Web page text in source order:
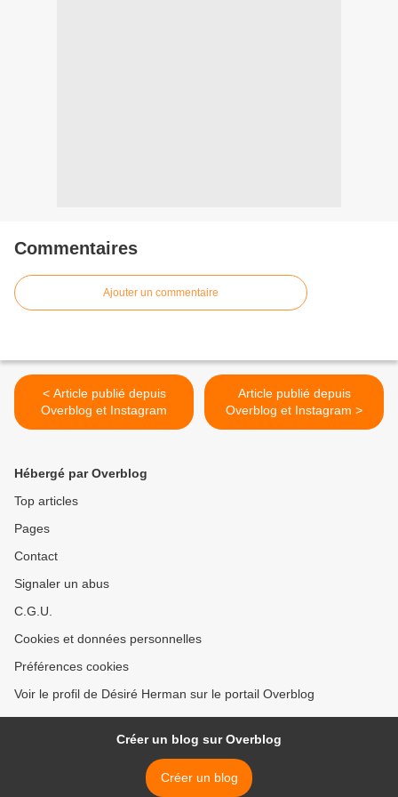
Commentaires
Ajouter un commentaire
< Article publié depuis
Overblog et Instagram
Article publié depuis
Overblog et Instagram >
Hébergé par Overblog
Top articles
Pages
Contact
Signaler un abus
C.G.U.
Cookies et données personnelles
Préférences cookies
Voir le profil de Désiré Herman sur le portail Overblog
Créer un blog sur Overblog
Créer un blog